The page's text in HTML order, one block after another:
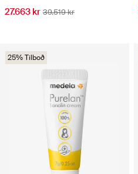
27.663 kr 39.519 kr
25% Tilboð